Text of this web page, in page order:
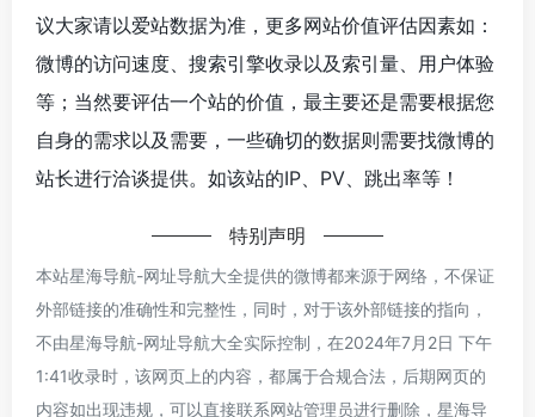
议大家请以爱站数据为准，更多网站价值评估因素如：
微博的访问速度、搜索引擎收录以及索引量、用户体验
等；当然要评估一个站的价值，最主要还是需要根据您
自身的需求以及需要，一些确切的数据则需要找微博的
站长进行洽谈提供。如该站的IP、PV、跳出率等！
特别声明
本站星海导航-网址导航大全提供的微博都来源于网络，不保证
外部链接的准确性和完整性，同时，对于该外部链接的指向，
不由星海导航-网址导航大全实际控制，在2024年7月2日 下午
1:41收录时，该网页上的内容，都属于合规合法，后期网页的
内容如出现违规，可以直接联系网站管理员进行删除，星海导